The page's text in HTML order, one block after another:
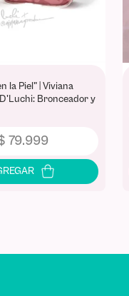
la Piel" | Viviana
Bronceador y
- Edición Limitada
79.999